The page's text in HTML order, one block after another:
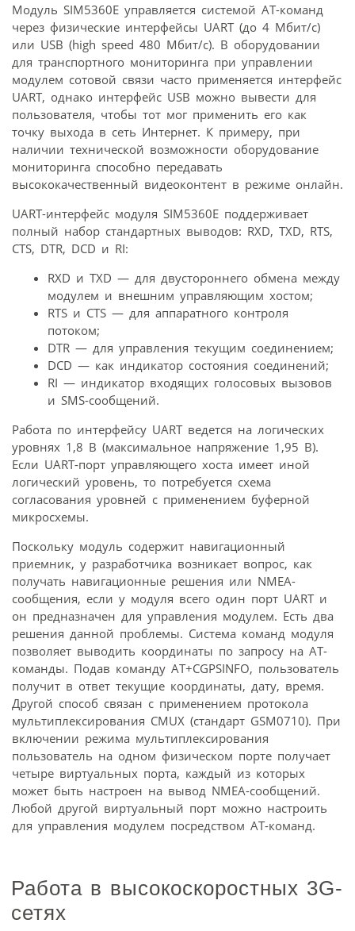
Модуль SIM5360E управляется системой АТ-команд
через физические интерфейсы UART (до 4 Мбит/с)
или USB (high speed 480 Мбит/с). В оборудовании
для транспортного мониторинга при управлении
модулем сотовой связи часто применяется интерфейс
UART, однако интерфейс USB можно вывести для
пользователя, чтобы тот мог применить его как
точку выхода в сеть Интернет. К примеру, при
наличии технической возможности оборудование
мониторинга способно передавать
высококачественный видеоконтент в режиме онлайн.
UART-интерфейс модуля SIM5360E поддерживает
полный набор стандартных выводов: RXD, TXD, RTS,
CTS, DTR, DCD и RI:
RXD и TXD — для двустороннего обмена между
модулем и внешним управляющим хостом;
RTS и CTS — для аппаратного контроля
потоком;
DTR — для управления текущим соединением;
DCD — как индикатор состояния соединений;
RI — индикатор входящих голосовых вызовов
и SMS-сообщений.
Работа по интерфейсу UART ведется на логических
уровнях 1,8 В (максимальное напряжение 1,95 В).
Если UART-порт управляющего хоста имеет иной
логический уровень, то потребуется схема
согласования уровней с применением буферной
микросхемы.
Поскольку модуль содержит навигационный
приемник, у разработчика возникает вопрос, как
получать навигационные решения или NMEA-
сообщения, если у модуля всего один порт UART и
он предназначен для управления модулем. Есть два
решения данной проблемы. Система команд модуля
позволяет выводить координаты по запросу на АТ-
команды. Подав команду AT+CGPSINFO, пользователь
получит в ответ текущие координаты, дату, время.
Другой способ связан с применением протокола
мультиплексирования CMUX (стандарт GSM0710). При
включении режима мультиплексирования
пользователь на одном физическом порте получает
четыре виртуальных порта, каждый из которых
может быть настроен на вывод NMEA-сообщений.
Любой другой виртуальный порт можно настроить
для управления модулем посредством АТ-команд.
Работа в высокоскоростных 3G-
сетях